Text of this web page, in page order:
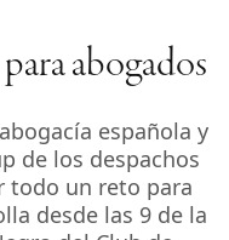
abogados
española y
de los despachos
todo un reto para
desde las 9 de la